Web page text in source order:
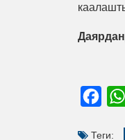
Теги: